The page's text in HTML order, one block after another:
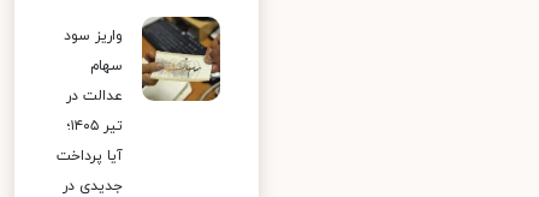
واریز سود
سهام
عدالت در
تیر ۱۴۰۵؛
آیا پرداخت
جدیدی در